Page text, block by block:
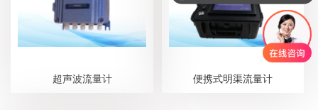
超声波流量计 便携式明渠流量计